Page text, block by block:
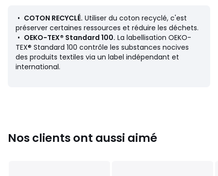
• Capitonné
• Garnissage 100% coton recyclé
Dimensions
• 120 x 60 cm
• Épaisseur 7 cm
• Origine de fabrication (tissage, teinture, confection) :
Inde
• COTON RECYCLÉ. Utiliser du coton recyclé, c'est
préserver certaines ressources et réduire les déchets.
• OEKO-TEX® Standard 100. La labellisation OEKO-
TEX® Standard 100 contrôle les substances nocives
des produits textiles via un label indépendant et
international.
Nos clients ont aussi aimé